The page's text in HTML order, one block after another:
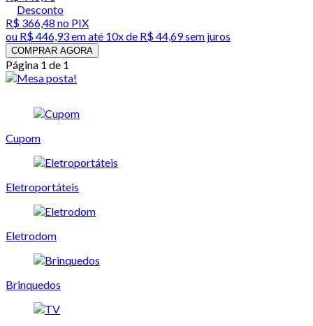
Desconto
R$ 366,48 no PIX
ou R$ 446,93em até 10x de R$ 44,69 sem juros
COMPRAR AGORA
Página 1 de 1
Cupom
Eletroportáteis
Eletrodom
Brinquedos